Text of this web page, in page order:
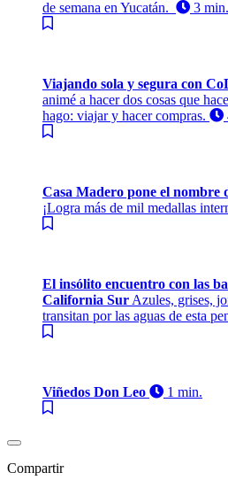
de semana en Yucatán.
3 min.
Viajando sola y segura con
animé a hacer dos cosas que
hago: viajar y hacer compras.
Casa Madero pone el nombre
¡Logra más de mil medallas
El insólito encuentro con las
California Sur Azules, grises,
transitan por las aguas de esta
Viñedos Don Leo 1 min.
Compartir